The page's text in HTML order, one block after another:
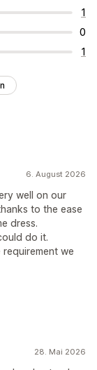
1
0
1
6. August 2026
well on our
to the ease
dress.
do it.
we
28. Mai 2026